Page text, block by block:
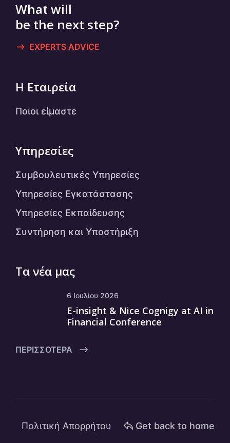
What will
be the next step?
EXPERTS ADVICE
Η Εταιρεία
Ποιοι είμαστε
Υπηρεσίες
Συμβουλευτικές Υπηρεσίες
Υπηρεσίες Εγκατάστασης
Υπηρεσίες Εκπαίδευσης
Συντήρηση και Υποστήριξη
Τα νέα μας
6 Ιουλίου 2026
E-insight & Nice Cognigy at AI in
Financial Conference
ΠΕΡΙΣΣΌΤΕΡΑ
Πολιτική Απορρήτου Get back to home